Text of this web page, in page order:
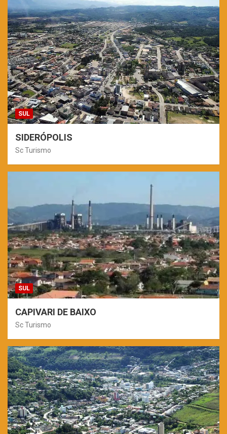
SUL
SIDERÓPOLIS
Sc Turismo
SUL
CAPIVARI DE BAIXO
Sc Turismo